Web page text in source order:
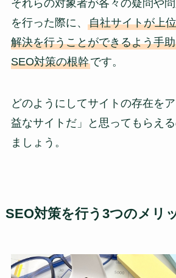
それらの対象者が各々の疑問や
を行った際に、 自社サイトが上
解決を行うことができるよう手
SEO対策の根幹です。
どのようにしてサイトの存在を
益なサイトだ」と思ってもらえ
ましょう。
SEO対策を行う3つのメリ